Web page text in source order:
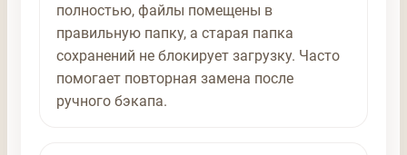
полностью, файлы помещены в
правильную папку, а старая папка
сохранений не блокирует загрузку. Часто
помогает повторная замена после
ручного бэкапа.